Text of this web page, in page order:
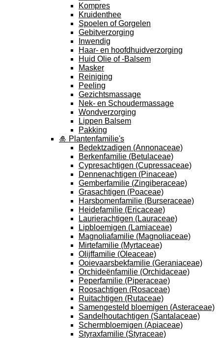
Kompres
Kruidenthee
Spoelen of Gorgelen
Gebitverzorging
Inwendig
Haar- en hoofdhuidverzorging
Huid Olie of -Balsem
Masker
Reiniging
Peeling
Gezichtsmassage
Nek- en Schoudermassage
Wondverzorging
Lippen Balsem
Pakking
🎍 Plantenfamilie's
Bedektzadigen (Annonaceae)
Berkenfamilie (Betulaceae)
Cypresachtigen (Cupressaceae)
Dennenachtigen (Pinaceae)
Gemberfamilie (Zingiberaceae)
Grasachtigen (Poaceae)
Harsbomenfamilie (Burseraceae)
Heidefamilie (Ericaceae)
Laurierachtigen (Lauraceae)
Lipbloemigen (Lamiaceae)
Magnoliafamilie (Magnoliaceae)
Mirtefamilie (Myrtaceae)
Olijffamilie (Oleaceae)
Ooievaarsbekfamilie (Geraniaceae)
Orchideënfamilie (Orchidaceae)
Peperfamilie (Piperaceae)
Roosachtigen (Rosaceae)
Ruitachtigen (Rutaceae)
Samengesteld bloemigen (Asteraceae)
Sandelhoutachtigen (Santalaceae)
Schermbloemigen (Apiaceae)
Styraxfamilie (Styraceae)